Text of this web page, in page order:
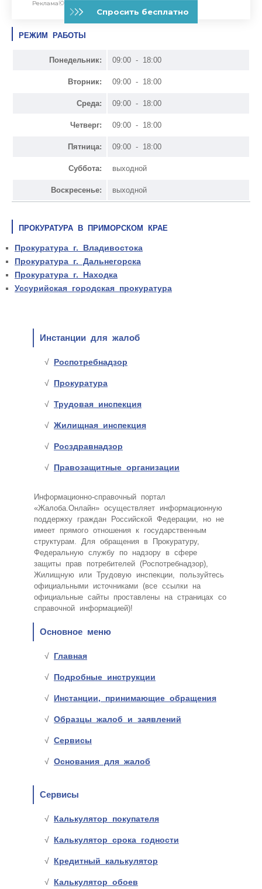
РЕЖИМ РАБОТЫ
Понедельник: 09:00 - 18:00
Вторник: 09:00 - 18:00
Среда: 09:00 - 18:00
Четверг: 09:00 - 18:00
Пятница: 09:00 - 18:00
Суббота: выходной
Воскресенье: выходной
ПРОКУРАТУРА В ПРИМОРСКОМ КРАЕ
Прокуратура г. Владивостока
Прокуратура г. Дальнегорска
Прокуратура г. Находка
Уссурийская городская прокуратура
Инстанции для жалоб
Роспотребнадзор
Прокуратура
Трудовая инспекция
Жилищная инспекция
Росздравнадзор
Правозащитные организации
Информационно-справочный портал
«Жалоба.Онлайн» осуществляет информационную
поддержку граждан Российской Федерации, но не
имеет прямого отношения к государственным
структурам. Для обращения в Прокуратуру,
Федеральную службу по надзору в сфере
защиты прав потребителей (Роспотребнадзор),
Жилищную или Трудовую инспекции, пользуйтесь
официальными источниками (все ссылки на
официальные сайты проставлены на страницах со
справочной информацией)!
Основное меню
Главная
Подробные инструкции
Инстанции, принимающие обращения
Образцы жалоб и заявлений
Сервисы
Основания для жалоб
Сервисы
Калькулятор покупателя
Калькулятор срока годности
Кредитный калькулятор
Калькулятор обоев